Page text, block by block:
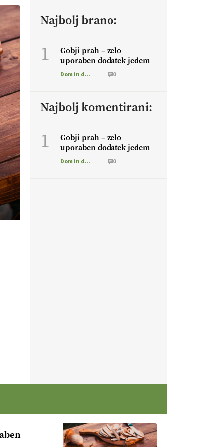
Najbolj brano:
1
Gobji prah – zelo
uporaben dodatek jedem
Dom in družina 0
Najbolj komentirani:
1
Gobji prah – zelo
uporaben dodatek jedem
Dom in družina 0